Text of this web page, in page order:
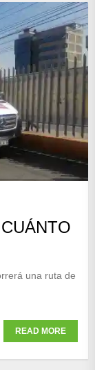
una ruta de
READ MORE